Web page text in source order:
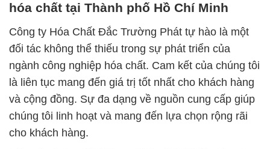
hóa chất tại Thành phố Hồ Chí Minh
Công ty Hóa Chất Đắc Trường Phát tự hào là một
đối tác không thể thiếu trong sự phát triển của
ngành công nghiệp hóa chất. Cam kết của chúng tôi
là liên tục mang đến giá trị tốt nhất cho khách hàng
và cộng đồng. Sự đa dạng về nguồn cung cấp giúp
chúng tôi linh hoạt và mang đến lựa chọn rộng rãi
cho khách hàng.